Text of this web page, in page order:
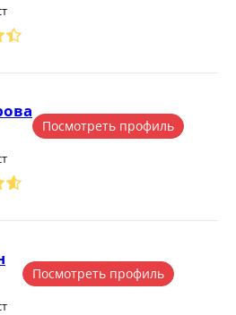
Посмотреть профиль
Посмотреть профиль